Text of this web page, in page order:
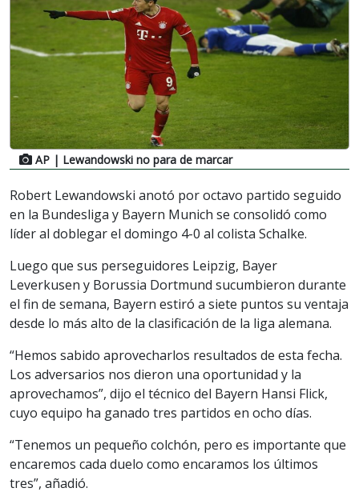
AP | Lewandowski no para de marcar
Robert Lewandowski anotó por octavo partido seguido
en la Bundesliga y Bayern Munich se consolidó como
líder al doblegar el domingo 4-0 al colista Schalke.
Luego que sus perseguidores Leipzig, Bayer
Leverkusen y Borussia Dortmund sucumbieron durante
el fin de semana, Bayern estiró a siete puntos su ventaja
desde lo más alto de la clasificación de la liga alemana.
“Hemos sabido aprovecharlos resultados de esta fecha.
Los adversarios nos dieron una oportunidad y la
aprovechamos”, dijo el técnico del Bayern Hansi Flick,
cuyo equipo ha ganado tres partidos en ocho días.
“Tenemos un pequeño colchón, pero es importante que
encaremos cada duelo como encaramos los últimos
tres”, añadió.